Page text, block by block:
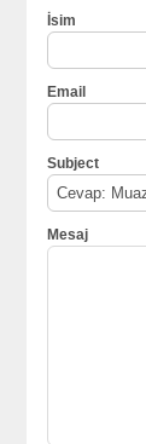
İsim
Email
Subject
Mesaj